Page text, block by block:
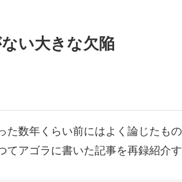
い大きな欠陥
数年くらい前にはよく論じたも
アゴラに書いた記事を再録紹介す